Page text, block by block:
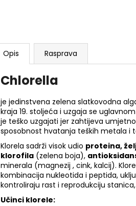
Opis Rasprava
Chlorella
je jedinstvena zelena slatkovodna
kraja 19. stoljeća i uzgaja se
je teško uzgajati jer zahtijeva
sposobnost hvatanja teških metala i
Klorela sadrži visok udio proteina,
klorofila (zelena boja),
minerala (magnezij , cink, kalcij).
kombinacija nukleotida i peptida,
kontroliraju rast i reprodukciju
Učinci klorele: